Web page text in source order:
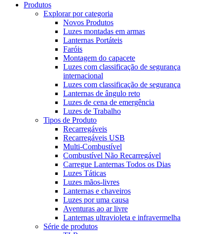
Produtos
Explorar por categoria
Novos Produtos
Luzes montadas em armas
Lanternas Portáteis
Faróis
Montagem do capacete
Luzes com classificação de segurança
internacional
Luzes com classificação de segurança
Lanternas de ângulo reto
Luzes de cena de emergência
Luzes de Trabalho
Tipos de Produto
Recarregáveis
Recarregáveis USB
Multi-Combustível
Combustível Não Recarregável
Carregue Lanternas Todos os Dias
Luzes Táticas
Luzes mãos-livres
Lanternas e chaveiros
Luzes por uma causa
Aventuras ao ar livre
Lanternas ultravioleta e infravermelha
Série de produtos